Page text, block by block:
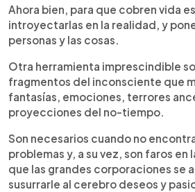
Ahora bien, para que cobren vida
introyectarlas en la realidad, y
personas y las cosas.
Otra herramienta imprescindible
fragmentos del inconsciente que
fantasías, emociones, terrores
proyecciones del no-tiempo.
Son necesarios cuando no
problemas y, a su vez, son faros en
que las grandes corporaciones se
susurrarle al cerebro deseos y